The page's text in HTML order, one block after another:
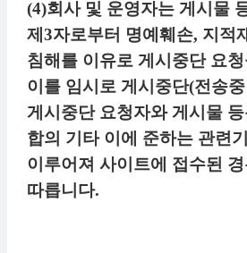
(4)회사 및 운영자는 게시물
제3자로부터 명예훼손, 지적
침해를 이유로 게시중단 요
이를 임시로 게시중단(전송
게시중단 요청자와 게시물
합의 기타 이에 준하는 관련
이루어져 사이트에 접수된 경
따릅니다.